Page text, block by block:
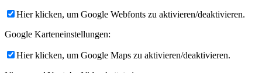
Hier klicken, um Google Webfonts zu aktivieren/deaktivieren.
Google Karteneinstellungen:
Hier klicken, um Google Maps zu aktivieren/deaktivieren.